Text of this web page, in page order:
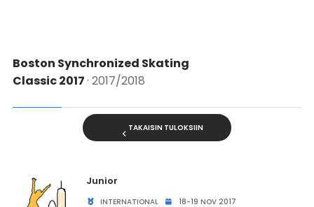
Boston Synchronized Skating
Classic 2017· 2017/2018
TAKAISIN TULOKSIIN
Junior
INTERNATIONAL
18-19 NOV 2017